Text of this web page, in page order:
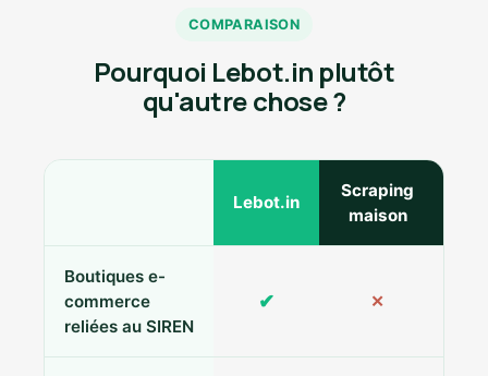
COMPARAISON
Pourquoi Lebot.in plutôt
qu'autre chose ?
Lebot.in
Scraping
maison
Boutiques e-
commerce
reliées au SIREN
✔ ✕